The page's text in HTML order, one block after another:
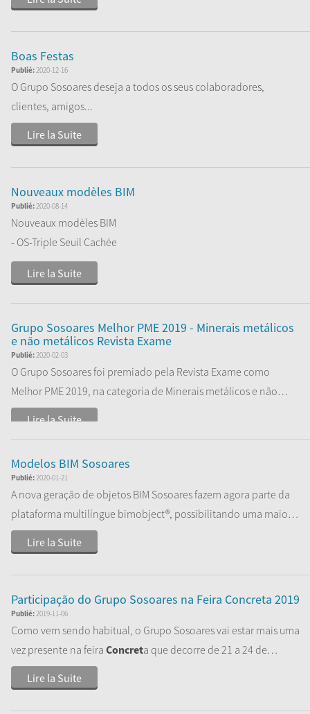
Boas Festas
Publié:2020-12-16
O Grupo Sosoares deseja a todos os seus colaboradores,
clientes, amigos...
Lire la Suite
Nouveaux modèles BIM
Publié:2020-08-14
Nouveaux modèles BIM
- OS-Triple Seuil Cachée
- AV
- FC DEC
Lire la Suite
Grupo Sosoares Melhor PME 2019 - Minerais metálicos
e não metálicos Revista Exame
Publié:2020-02-03
O Grupo Sosoares foi premiado pela Revista Exame como
Melhor PME 2019, na categoria de Minerais metálicos e não
metálicos.
Lire la Suite
Modelos BIM Sosoares
Publié:2020-01-21
A nova geração de objetos BIM Sosoares fazem agora parte da
plataforma multilíngue bimobject®, possibilitando uma maior
acessibilidade a toda a...
Lire la Suite
Participação do Grupo Sosoares na Feira Concreta 2019
Publié:2019-11-06
Como vem sendo habitual, o Grupo Sosoares vai estar mais uma
vez presente na feira Concreta que decorre de 21 a 24 de
Novembro de...
Lire la Suite